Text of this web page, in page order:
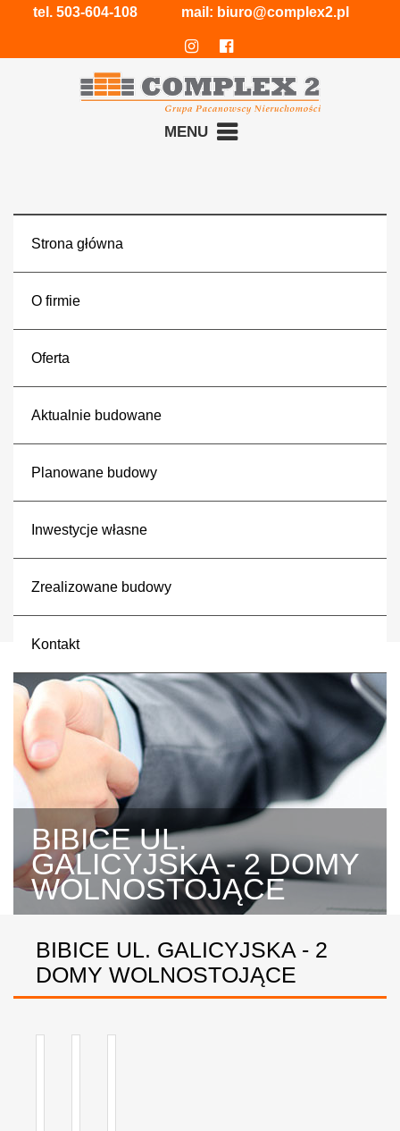
tel. 503-604-108 mail: biuro@complex2.pl
MENU
Strona główna
O firmie
Oferta
Aktualnie budowane
Planowane budowy
Inwestycje własne
Zrealizowane budowy
Kontakt
BIBICE UL.
GALICYJSKA - 2 DOMY
WOLNOSTOJĄCE
BIBICE UL. GALICYJSKA - 2
DOMY WOLNOSTOJĄCE